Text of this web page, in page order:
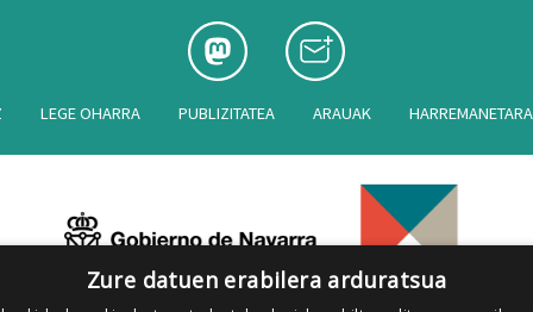
LEGE OHARRA PUBLIZITATEA ARAUAK
Zure datuen erabilera arduratsua